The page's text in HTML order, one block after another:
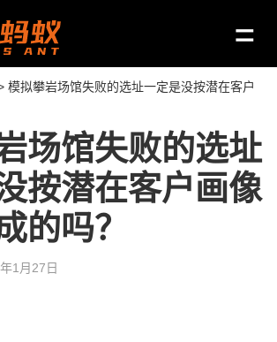
模拟攀岩场馆失败的选址一定是没按潜在客户
场馆失败的选址
按潜在客户画像
的吗？
1月27日